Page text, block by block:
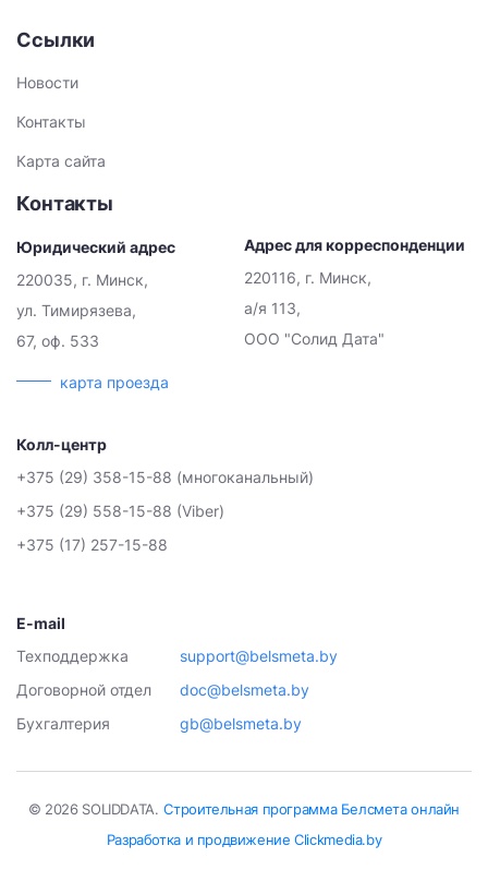
Ссылки
Новости
Контакты
Карта сайта
Контакты
Юридический адрес
220035, г. Минск,
ул. Тимирязева,
67, оф. 533
карта проезда
Адрес для корреспонденции
220116, г. Минск,
а/я 113,
ООО "Солид Дата"
Колл-центр
+375 (29) 358-15-88 (многоканальный)
+375 (29) 558-15-88 (Viber)
+375 (17) 257-15-88
E-mail
Техподдержка
support@belsmeta.by
Договорной отдел
doc@belsmeta.by
Бухгалтерия
gb@belsmeta.by
© 2026 SOLIDDATA. Строительная программа Белсмета онлайн
Разработка и продвижение Clickmedia.by